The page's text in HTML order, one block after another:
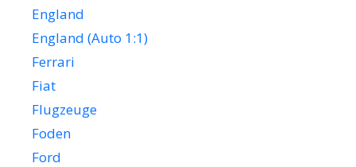
England
England (Auto 1:1)
Ferrari
Fiat
Flugzeuge
Foden
Ford